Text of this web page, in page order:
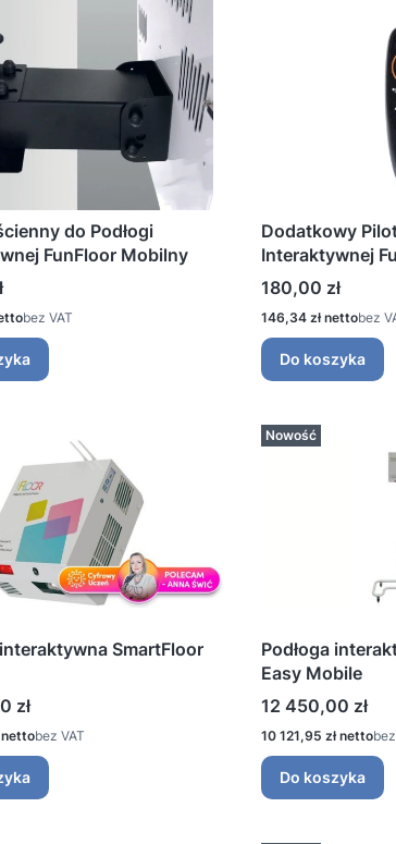
do Podłogi
FunFloor Mobilny
bez VAT
Dodatkowy
Interaktywnej
Cena
180,00 zł
Cena
146,34 zł bez
Do koszyka
interaktywna SmartFloor
zł
bez VAT
Nowość
Podłoga
Easy Mobile
Cena
12 450,00 zł
Cena
10 121,95 zł
Do koszyka